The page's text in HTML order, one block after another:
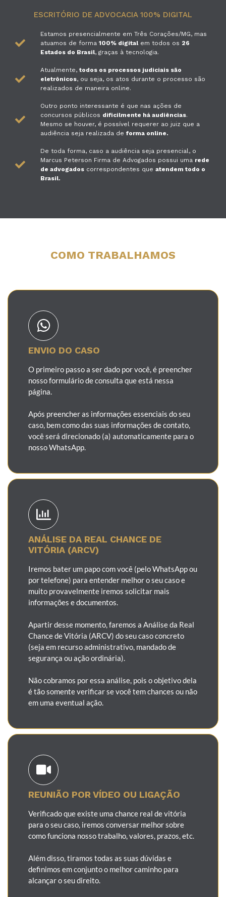
ESCRITÓRIO DE ADVOCACIA 100% DIGITAL
Estamos presencialmente em Três Corações/MG, mas
atuamos de forma 100% digital em todos os 26
Estados do Brasil, graças à tecnologia.
Atualmente, todos os processos judiciais são
eletrônicos, ou seja, os atos durante o processo são
realizados de maneira online.
Outro ponto interessante é que nas ações de
concursos públicos dificilmente há audiências.
Mesmo se houver, é possível requerer ao juiz que a
audiência seja realizada de forma online.
De toda forma, caso a audiência seja presencial, o
Marcus Peterson Firma de Advogados possui uma rede
de advogados correspondentes que atendem todo o
Brasil.
COMO TRABALHAMOS
ENVIO DO CASO
O primeiro passo a ser dado por você, é preencher
nosso formulário de consulta que está nessa
página.
Após preencher as informações essenciais do seu
caso, bem como das suas informações de contato,
você será direcionado (a) automaticamente para o
nosso WhatsApp.
ANÁLISE DA REAL CHANCE DE
VITÓRIA (ARCV)
Iremos bater um papo com você (pelo WhatsApp ou
por telefone) para entender melhor o seu caso e
muito provavelmente iremos solicitar mais
informações e documentos.
Apartir desse momento, faremos a Análise da Real
Chance de Vitória (ARCV) do seu caso concreto
(seja em recurso administrativo, mandado de
segurança ou ação ordinária).
Não cobramos por essa análise, pois o objetivo dela
é tão somente verificar se você tem chances ou não
em uma eventual ação.
REUNIÃO POR VÍDEO OU LIGAÇÃO
Verificado que existe uma chance real de vitória
para o seu caso, iremos conversar melhor sobre
como funciona nosso trabalho, valores, prazos, etc.
Além disso, tiramos todas as suas dúvidas e
definimos em conjunto o melhor caminho para
alcançar o seu direito.